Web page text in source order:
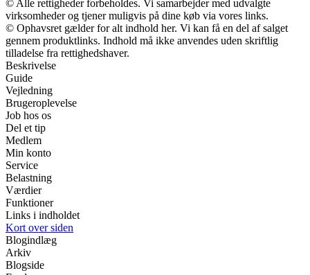
© Alle rettigheder forbeholdes. Vi samarbejder med udvalgte
virksomheder og tjener muligvis på dine køb via vores links.
© Ophavsret gælder for alt indhold her. Vi kan få en del af salget
gennem produktlinks. Indhold må ikke anvendes uden skriftlig
tilladelse fra rettighedshaver.
Beskrivelse
Guide
Vejledning
Brugeroplevelse
Job hos os
Del et tip
Medlem
Min konto
Service
Belastning
Værdier
Funktioner
Links i indholdet
Kort over siden
Blogindlæg
Arkiv
Blogside